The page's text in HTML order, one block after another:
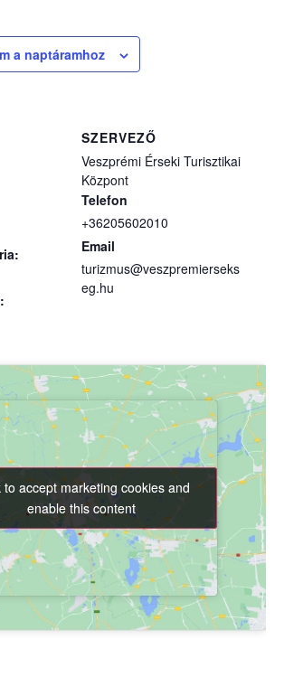
a naptáramhoz
SZERVEZŐ
Veszprémi Érseki Turisztikai
Központ
Telefon
+36205602010
Email
turizmus@veszpremierseks
eg.hu
to accept marketing cookies and
enable this content
to accept marketing cookies and
enable this content